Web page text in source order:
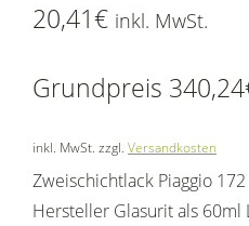
20,41€ inkl. MwSt.
Grundpreis 340,24
inkl. MwSt. zzgl. Versandkosten
Zweischichtlack Piaggio 172
Hersteller Glasurit als 60ml